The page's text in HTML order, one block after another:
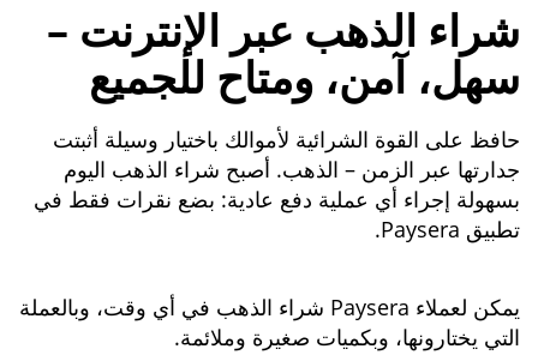
شراء الذهب عبر الإنترنت –
سهل، آمن، ومتاح للجميع
حافظ على القوة الشرائية لأموالك باختيار وسيلة أثبتت
جدارتها عبر الزمن – الذهب. أصبح شراء الذهب اليوم
بسهولة إجراء أي عملية دفع عادية: بضع نقرات فقط في
تطبيق Paysera.
يمكن لعملاء Paysera شراء الذهب في أي وقت، وبالعملة
التي يختارونها، وبكميات صغيرة وملائمة.